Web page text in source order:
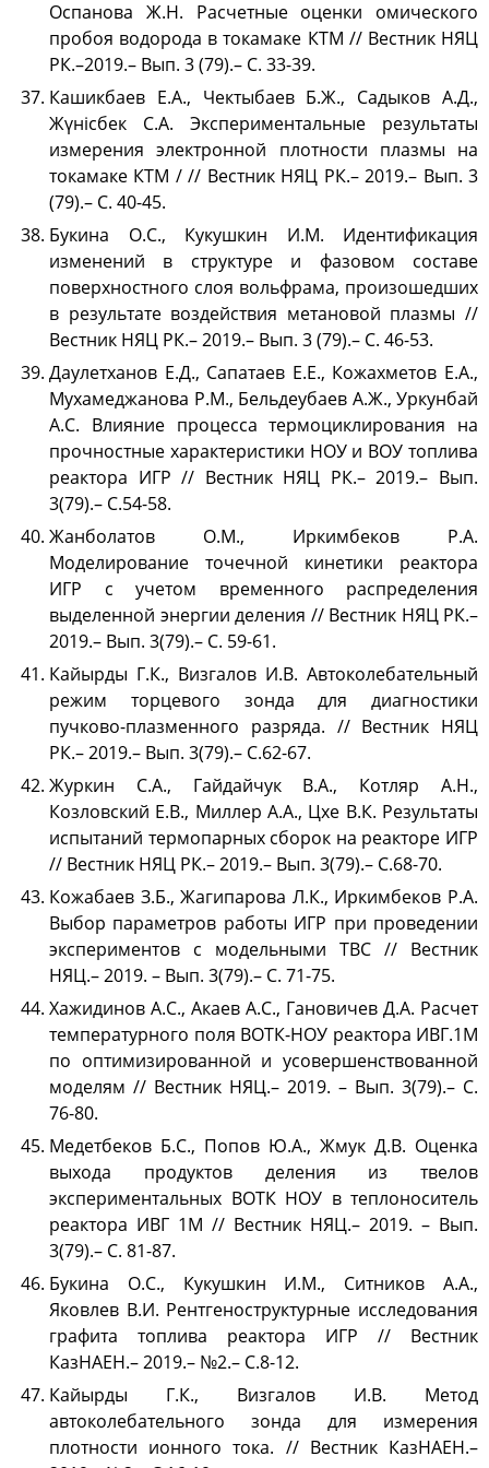
Оспанова Ж.Н. Расчетные оценки омического
пробоя водорода в токамаке КТМ // Вестник НЯЦ
РК.–2019.– Вып. 3 (79).– С. 33-39.
Кашикбаев Е.А., Чектыбаев Б.Ж., Садыков А.Д.,
Жүнісбек С.А. Экспериментальные результаты
измерения электронной плотности плазмы на
токамаке КТМ / // Вестник НЯЦ РК.– 2019.– Вып. 3
(79).– С. 40-45.
Букина О.С., Кукушкин И.М. Идентификация
изменений в структуре и фазовом составе
поверхностного слоя вольфрама, произошедших
в результате воздействия метановой плазмы //
Вестник НЯЦ РК.– 2019.– Вып. 3 (79).– С. 46-53.
Даулетханов Е.Д., Сапатаев Е.Е., Кожахметов Е.А.,
Мухамеджанова Р.М., Бельдеубаев А.Ж., Уркунбай
А.С. Влияние процесса термоциклирования на
прочностные характеристики НОУ и ВОУ топлива
реактора ИГР // Вестник НЯЦ РК.– 2019.– Вып.
3(79).– С.54-58.
Жанболатов О.М., Иркимбеков Р.А.
Моделирование точечной кинетики реактора
ИГР с учетом временного распределения
выделенной энергии деления // Вестник НЯЦ РК.–
2019.– Вып. 3(79).– С. 59-61.
Кайырды Г.К., Визгалов И.В. Автоколебательный
режим торцевого зонда для диагностики
пучково-плазменного разряда. // Вестник НЯЦ
РК.– 2019.– Вып. 3(79).– С.62-67.
Журкин С.А., Гайдайчук В.А., Котляр А.Н.,
Козловский Е.В., Миллер А.А., Цхе В.К. Результаты
испытаний термопарных сборок на реакторе ИГР
// Вестник НЯЦ РК.– 2019.– Вып. 3(79).– С.68-70.
Кожабаев З.Б., Жагипарова Л.К., Иркимбеков Р.А.
Выбор параметров работы ИГР при проведении
экспериментов с модельными ТВС // Вестник
НЯЦ.– 2019. – Вып. 3(79).– С. 71-75.
Хажидинов А.С., Акаев А.С., Гановичев Д.А. Расчет
температурного поля ВОТК-НОУ реактора ИВГ.1М
по оптимизированной и усовершенствованной
моделям // Вестник НЯЦ.– 2019. – Вып. 3(79).– С.
76-80.
Медетбеков Б.С., Попов Ю.А., Жмук Д.В. Оценка
выхода продуктов деления из твелов
экспериментальных ВОТК НОУ в теплоноситель
реактора ИВГ 1М // Вестник НЯЦ.– 2019. – Вып.
3(79).– С. 81-87.
Букина О.С., Кукушкин И.М., Ситников А.А.,
Яковлев В.И. Рентгеноструктурные исследования
графита топлива реактора ИГР // Вестник
КазНАЕН.– 2019.– №2.– С.8-12.
Кайырды Г.К., Визгалов И.В. Метод
автоколебательного зонда для измерения
плотности ионного тока. // Вестник КазНАЕН.–